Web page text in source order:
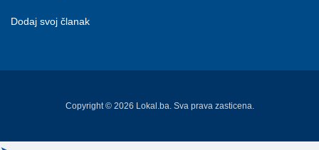
Dodaj svoj članak
Copyright © 2026 Lokal.ba. Sva prava zasticena.